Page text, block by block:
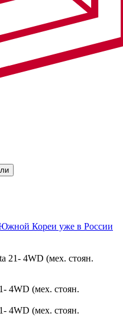
Кореи уже в России
21- 4WD (мех. стоян.